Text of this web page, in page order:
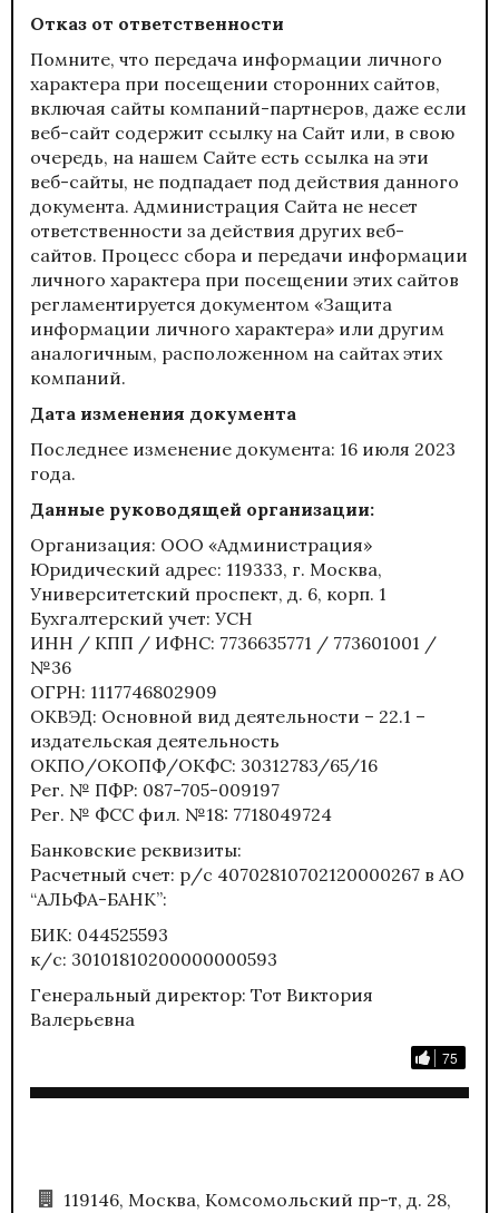
Отказ от ответственности
Помните, что передача информации личного
характера при посещении сторонних сайтов,
включая сайты компаний-партнеров, даже если
веб-сайт содержит ссылку на Сайт или, в свою
очередь, на нашем Сайте есть ссылка на эти
веб-сайты, не подпадает под действия данного
документа. Администрация Сайта не несет
ответственности за действия других веб-
сайтов. Процесс сбора и передачи информации
личного характера при посещении этих сайтов
регламентируется документом «Защита
информации личного характера» или другим
аналогичным, расположенном на сайтах этих
компаний.
Дата изменения документа
Последнее изменение документа: 16 июля 2023
года.
Данные руководящей организации:
Организация: ООО «Администрация»
Юридический адрес: 119333, г. Москва,
Университетский проспект, д. 6, корп. 1
Бухгалтерский учет: УСН
ИНН / КПП / ИФНС: 7736635771 / 773601001 /
№36
ОГРН: 1117746802909
ОКВЭД: Основной вид деятельности – 22.1 –
издательская деятельность
ОКПО/ОКОПФ/ОКФС: 30312783/65/16
Рег. № ПФР: 087-705-009197
Рег. № ФСС фил. №18: 7718049724
Банковские реквизиты:
Расчетный счет: р/с 40702810702120000267 в АО
“АЛЬФА-БАНК”:
БИК: 044525593
к/с: 30101810200000000593
Генеральный директор: Тот Виктория
Валерьевна
75
119146, Москва, Комсомольский пр-т, д. 28,